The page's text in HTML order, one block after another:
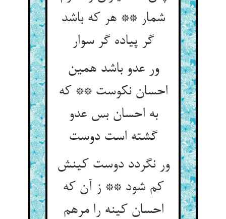
شمار ** هر که باشد
گر پیاده گر سوار
ور عدو باشد همین
احسان نکوست ** که
به احسان بس عدو
گشته است دوست‏
ور نگردد دوست کینش
کم شود ** ز آن که
احسان کینه را مرهم